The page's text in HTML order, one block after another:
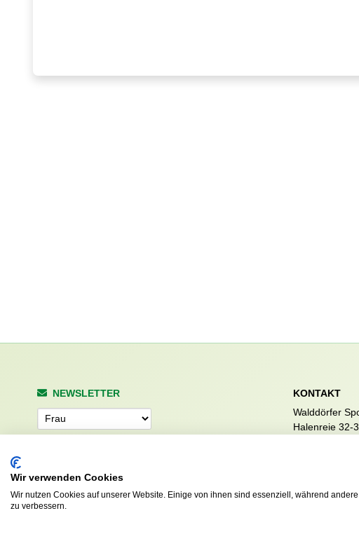
NEWSLETTER
Anrede
KONTAKT
Walddörfer
Halenreie 32-
Wir verwenden Cookies
Wir nutzen Cookies auf unserer Website. Einige von ihnen sind essenziell, während
zu verbessern.